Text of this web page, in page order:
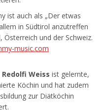
ist auch als „Der etwas
in Südtirol anzutreffen
und der Schweiz.
music.com
Redolfi Weiss ist gelernte,
Köchin und hat zudem
zur Diätköchin